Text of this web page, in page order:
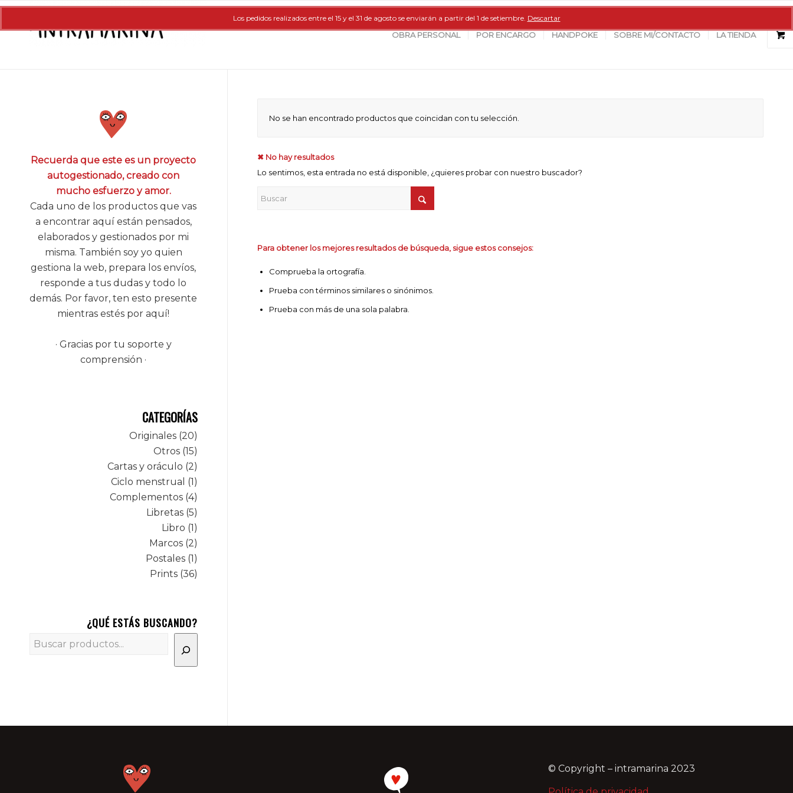
Los pedidos realizados entre el 15 y el 31 de agosto se enviarán a partir del 1 de setiembre. Descartar
OBRA PERSONAL POR ENCARGO HANDPOKE SOBRE MI/CONTACTO LA TIENDA
No se han encontrado productos que coincidan con tu selección.
✖ No hay resultados
Lo sentimos, esta entrada no está disponible, ¿quieres probar con nuestro buscador?
Para obtener los mejores resultados de búsqueda, sigue estos consejos:
Comprueba la ortografía.
Prueba con términos similares o sinónimos.
Prueba con más de una sola palabra.
Recuerda que este es un proyecto
autogestionado, creado con
mucho esfuerzo y amor.
Cada uno de los productos que vas
a encontrar aquí están pensados,
elaborados y gestionados por mi
misma. También soy yo quien
gestiona la web, prepara los envíos,
responde a tus dudas y todo lo
demás. Por favor, ten esto presente
mientras estés por aquí!
· Gracias por tu soporte y
comprensión ·
CATEGORÍAS
Originales 20
Otros 15
Cartas y oráculo 2
Ciclo menstrual
1
Complementos 4
Libretas 5
Libro 1
Marcos 2
Postales 1
Prints 36
¿QUÉ ESTÁS BUSCANDO?
© Copyright – intramarina 2023